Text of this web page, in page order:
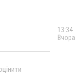
13:34
Вчора